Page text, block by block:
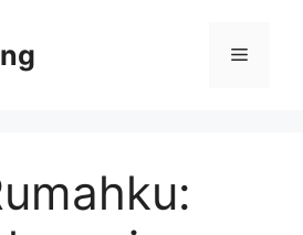
Menu